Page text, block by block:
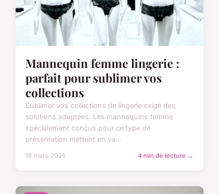
Mannequin femme lingerie :
parfait pour sublimer vos
collections
Sublimer vos collections de lingerie exige des
solutions adaptées. Les mannequins femme
spécialement conçus pour ce type de
présentation mettent en va...
18 mars 2025 4 min de lecture →